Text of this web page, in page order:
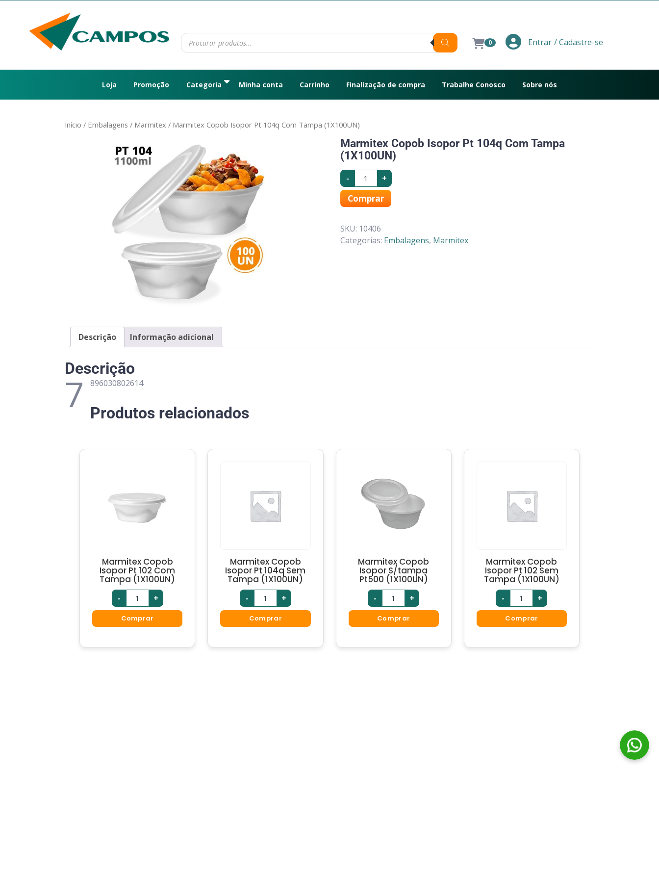
0 Entrar / Cadastre-se
Loja Promoção Categoria Minha conta Carrinho Finalização de compra Trabalhe Conosco Sobre nós
Início / Embalagens / Marmitex / Marmitex Copob Isopor Pt 104q Com Tampa (1X100UN)
Marmitex Copob Isopor Pt 104q Com Tampa
(1X100UN)
- +
Comprar
SKU: 10406
Categorias: Embalagens, Marmitex
Descrição Informação adicional
Descrição
7 896030802614
Produtos relacionados
Marmitex Copob
Isopor Pt 102 Com
Tampa (1X100UN)
- +
Comprar
Marmitex Copob
Isopor Pt 104q Sem
Tampa (1X100UN)
- +
Comprar
Marmitex Copob
Isopor S/tampa
Pt500 (1X100UN)
- +
Comprar
Marmitex Copob
Isopor Pt 102 Sem
Tampa (1X100UN)
- +
Comprar